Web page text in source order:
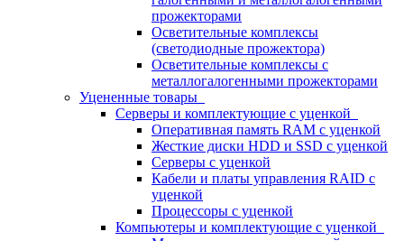
прожекторами
Осветительные комплексы
(светодиодные прожектора)
Осветительные комплексы с
металлогалогенными прожекторами
Уцененные товары
Серверы и комплектующие с уценкой
Оперативная память RAM с уценкой
Жесткие диски HDD и SSD с уценкой
Серверы с уценкой
Кабели и платы управления RAID с
уценкой
Процессоры с уценкой
Компьютеры и комплектующие с уценкой